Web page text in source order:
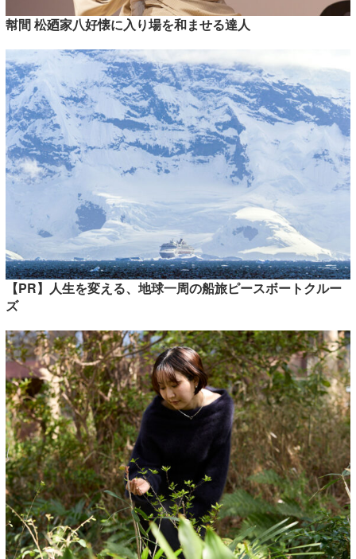
幇間 松廼家八好懐に入り場を和ませる達人
【PR】人生を変える、地球一周の船旅ピースボートクルー
ズ